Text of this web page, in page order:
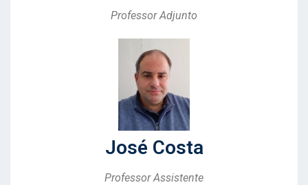
Professor Adjunto
José Costa
Professor Assistente